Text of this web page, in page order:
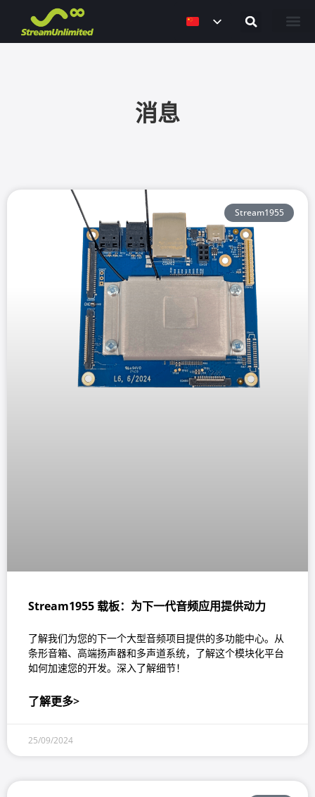
消息
Stream1955
Stream1955 载板：为下一代音频应用提供动力
了解我们为您的下一个大型音频项目提供的多功能中心。从
条形音箱、高端扬声器和多声道系统，了解这个模块化平台
如何加速您的开发。深入了解细节！
了解更多>
25/09/2024